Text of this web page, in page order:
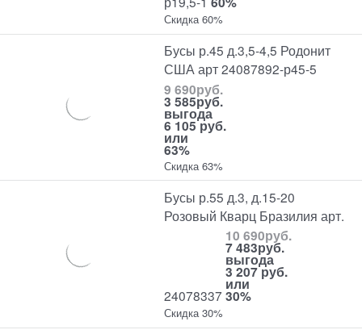
Скидка 60%
Бусы р.45 д.3,5-4,5 Родонит
США арт 24087892-р45-5
9 690руб.
3 585руб.
выгода
6 105 руб.
или
63%
Скидка 63%
Бусы р.55 д.3, д.15-20
Розовый Кварц Бразилия арт.
24078337
10 690руб.
7 483руб.
выгода
3 207 руб.
или
30%
Скидка 30%